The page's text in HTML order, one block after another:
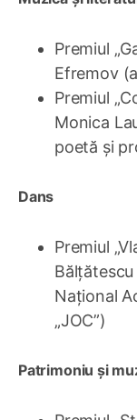
Premiul
Efremov
Premiul
Monica
poetă și
Dans
Premiul
Național
„JOC”)
Patrimoniu și